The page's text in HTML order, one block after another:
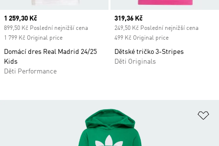
Current price
1 259,30 Kč
899,50 Kč Poslední nejnižší cena
1 799 Kč Original price
Domácí dres Real Madrid 24/25
Kids
Děti Performance
Current price
319,36 Kč
249,50 Kč Poslední nejnižší cena
499 Kč Original price
Dětské tričko 3-Stripes
Děti Originals